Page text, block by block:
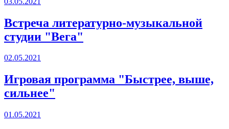
Встреча литературно-музыкальной
студии "Вега"
02.05.2021
Игровая программа "Быстрее, выше,
сильнее"
01.05.2021